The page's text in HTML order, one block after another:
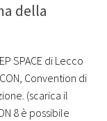
della
SPACE di Lecco
Convention di
(scarica il
8 è possibile